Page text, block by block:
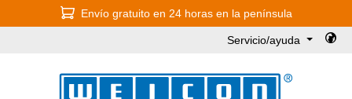
Saltar al contenido principalEnvío gratuito en 24 horas en la península
Servicio/ayuda